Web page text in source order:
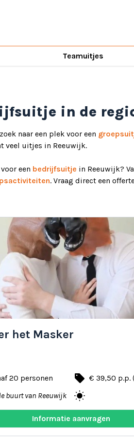
Teamuitjes
in de
naar een plek voor een
veel uitjes in Reeuwijk.
een bedrijfsuitje in Reeuwijk?
. Vraag direct een
het Masker
20 personen local_offer € 39,50 p.p.
buurt van Reeuwijk wb_sunny
Informatie aanvragen